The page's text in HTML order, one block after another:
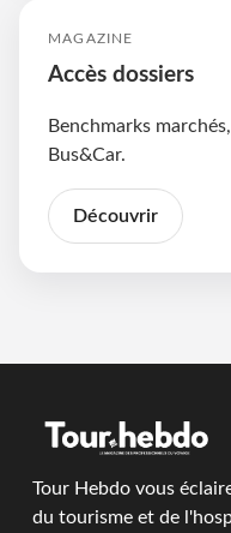
MAGAZINE
Accès dossiers
Benchmarks
Bus&Car.
Découvrir
Tour Hebdo vous
du tourisme et de